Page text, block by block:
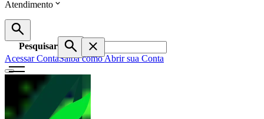
Atendimento
Pesquisar
Acessar ContaSaiba como Abrir sua Conta